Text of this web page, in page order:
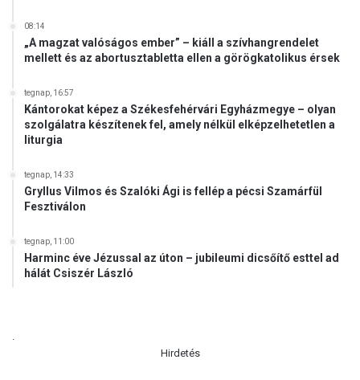
08:14
„A magzat valóságos ember” – kiáll a szívhangrendelet
mellett és az abortusztabletta ellen a görögkatolikus érsek
tegnap, 16:57
Kántorokat képez a Székesfehérvári Egyházmegye – olyan
szolgálatra készítenek fel, amely nélkül elképzelhetetlen a
liturgia
tegnap, 14:33
Gryllus Vilmos és Szalóki Ági is fellép a pécsi Szamárfül
Fesztiválon
tegnap, 11:00
Harminc éve Jézussal az úton – jubileumi dicsőítő esttel ad
hálát Csiszér László
Hirdetés